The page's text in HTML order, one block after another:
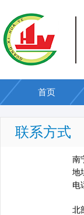
首页
联系方式
南
地
电
北